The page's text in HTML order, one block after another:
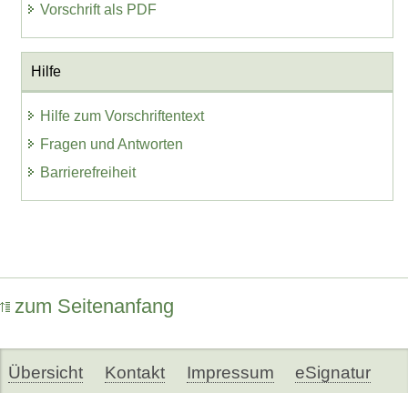
Vorschrift als PDF
Hilfe
Hilfe zum Vorschriftentext
Fragen und Antworten
Barrierefreiheit
zum Seitenanfang
Übersicht Kontakt Impressum eSignatur